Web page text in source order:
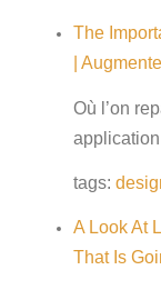
The
|
Où l’on
tags:
A Look At
That Is